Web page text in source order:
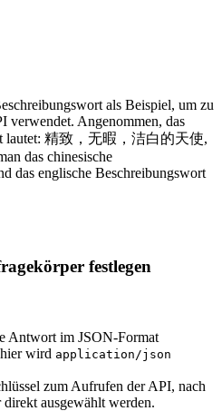
als Beispiel, um zu
verwendet. Angenommen, das
lautet: 精致，无暇，洁白的天使,
das chinesische
das englische Beschreibungswort
festlegen
Antwort im JSON-Format
wird application/json
zum Aufrufen der API, nach
ausgewählt werden.